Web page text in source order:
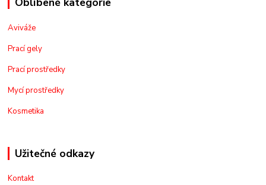
Aviváže
Prací gely
Prací prostředky
Mycí prostředky
Kosmetika
Užitečné odkazy
Kontakt